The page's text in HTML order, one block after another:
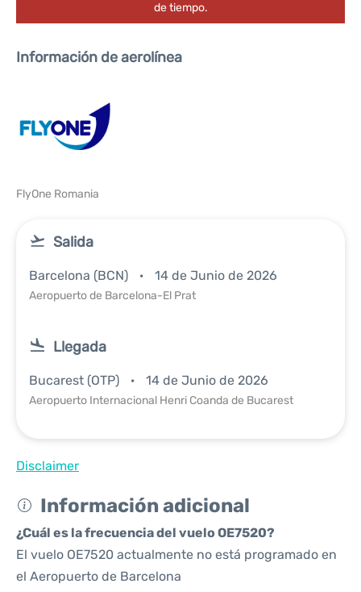
de tiempo.
Información de aerolínea
FlyOne Romania
Salida
Barcelona (BCN) 14 de Junio de 2026
Aeropuerto de Barcelona-El Prat
Llegada
Bucarest (OTP) 14 de Junio de 2026
Aeropuerto Internacional Henri Coanda de Bucarest
Disclaimer
Información adicional
¿Cuál es la frecuencia del vuelo OE7520?
El vuelo OE7520 actualmente no está programado en
el Aeropuerto de Barcelona